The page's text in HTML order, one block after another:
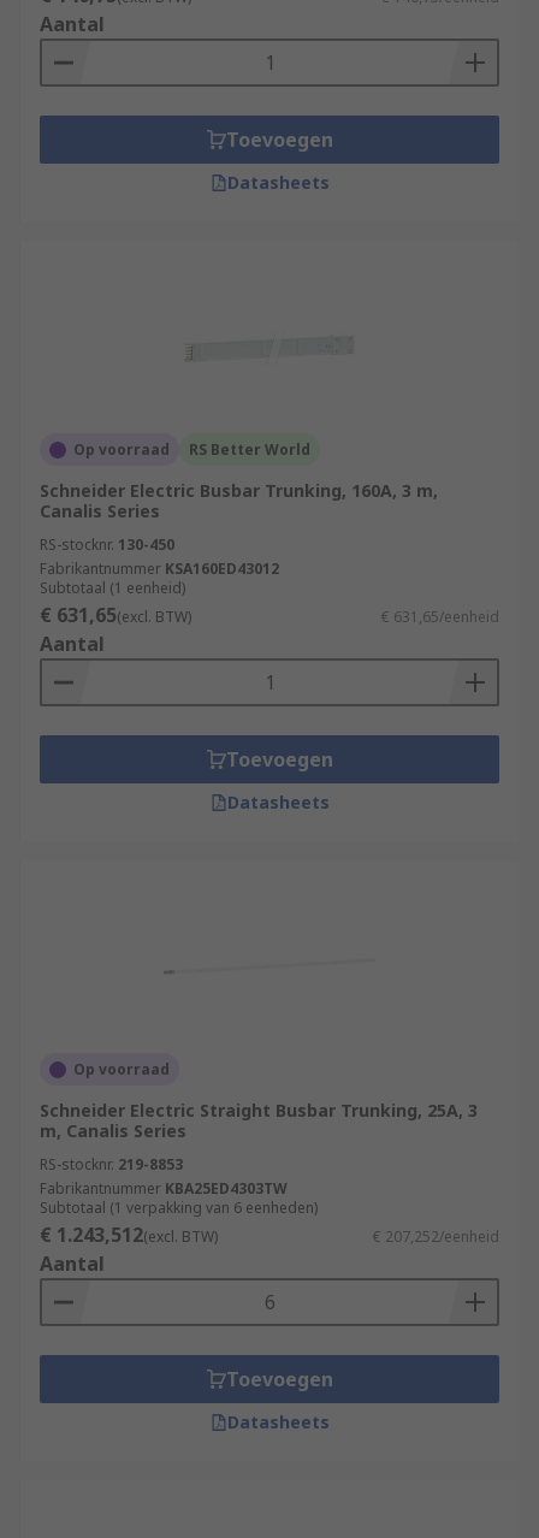
Aantal
Toevoegen
Datasheets
Op voorraad RS Better World
Schneider Electric Busbar Trunking, 160A, 3 m,
Canalis Series
RS-stocknr. 130-450
Fabrikantnummer KSA160ED43012
Subtotaal (1 eenheid)
€ 631,65(excl. BTW) € 631,65/eenheid
Aantal
Toevoegen
Datasheets
Op voorraad
Schneider Electric Straight Busbar Trunking, 25A, 3
m, Canalis Series
RS-stocknr. 219-8853
Fabrikantnummer KBA25ED4303TW
Subtotaal (1 verpakking van 6 eenheden)
€ 1.243,512(excl. BTW) € 207,252/eenheid
Aantal
Toevoegen
Datasheets